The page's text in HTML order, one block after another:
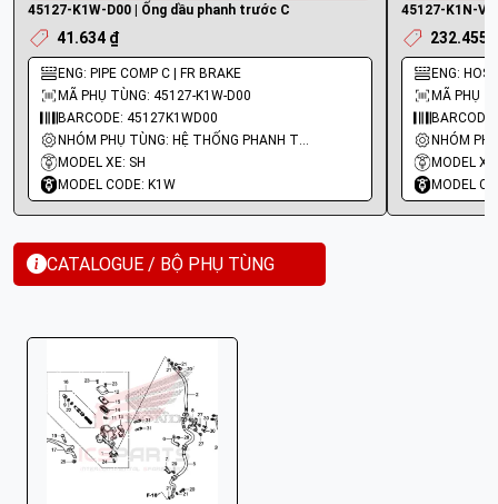
45127-K1W-D00 | Ống dầu phanh trước C
41.634 ₫
ENG: PIPE COMP C | FR BRAKE
MÃ PHỤ TÙNG: 45127-K1W-D00
BARCODE: 45127K1WD00
NHÓM PHỤ TÙNG: HỆ THỐNG PHANH TRƯỚC
MODEL XE: SH
MODEL CODE: K1W
45127-K1N-
232.455
ENG:
MÃ PHỤ
MODEL
MODEL
CATALOGUE / BỘ PHỤ TÙNG